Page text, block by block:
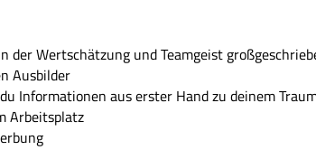
der Wertschätzung und Teamgeist
Ausbilder
Informationen aus erster Hand zu deinem
Arbeitsplatz